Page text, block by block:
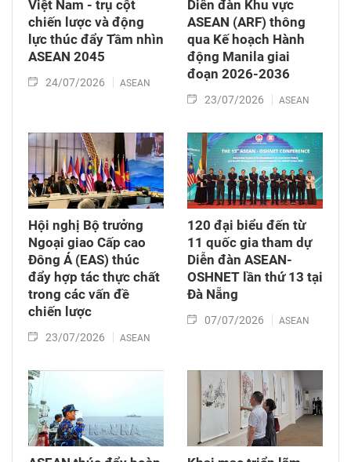
Việt Nam - trụ cột
chiến lược và động
lực thúc đẩy Tầm nhìn
ASEAN 2045
24/07/2026 ASEAN
Diễn đàn Khu vực
ASEAN (ARF) thông
qua Kế hoạch Hành
động Manila giai
đoạn 2026-2036
23/07/2026 ASEAN
Hội nghị Bộ trưởng
Ngoại giao Cấp cao
Đông Á (EAS) thúc
đẩy hợp tác thực chất
trong các vấn đề
chiến lược
23/07/2026 ASEAN
120 đại biểu đến từ
11 quốc gia tham dự
Diễn đàn ASEAN-
OSHNET lần thứ 13 tại
Đà Nẵng
07/07/2026 ASEAN